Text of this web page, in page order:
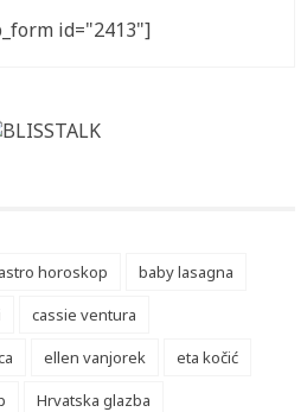
id="2413"]
astro horoskop
baby lasagna
cassie ventura
ellen vanjorek
eta kočić
Hrvatska glazba